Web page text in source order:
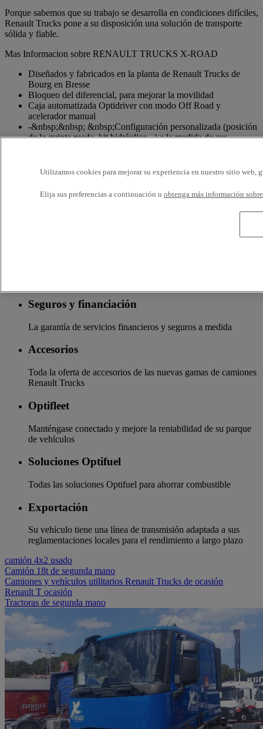
Porque sabemos que su trabajo se desarrolla en condiciones difíciles,
Renault Trucks pone a su disposición una solución de transporte
sólida y fiable.
Mas Informacion sobre RENAULT TRUCKS X-ROAD
Diseñados y fabricados en la planta de Renault Trucks de
Bourg en Bresse
Bloqueo del diferencial, para mejorar la movilidad
Caja automatizada Optidriver con modo Off Road y
acelerador manual
-&nbsp;&nbsp; &nbsp;Configuración personalizada (posición
de la quinta rueda, kit hidráulico...) a la medida de sus
Altura al suelo más elevada, para superar obstáculos
Carrocería reforzada para aumentar la resistencia a los
Garantía del fabricante de hasta 12 meses o 150.000
Seguros y financiación
La garantía de servicios financieros y seguros a medida
Accesorios
Toda la oferta de accesorios de las nuevas gamas de camiones
Renault Trucks
Optifleet
Manténgase conectado y mejore la rentabilidad de su parque
de vehículos
Soluciones Optifuel
Todas las soluciones Optifuel para ahorrar combustible
Exportación
Su vehículo tiene una línea de transmisión adaptada a sus
reglamentaciones locales para el rendimiento a largo plazo
camión 4x2 usado
Camión 18t de segunda mano
Camiones y vehículos utilitarios Renault Trucks de ocasión
Renault T ocasión
Tractoras de segunda mano
Utilizamos cookies para mejorar su experiencia en nuestro sitio web,
Elija sus preferencias a continuación u obtenga más información